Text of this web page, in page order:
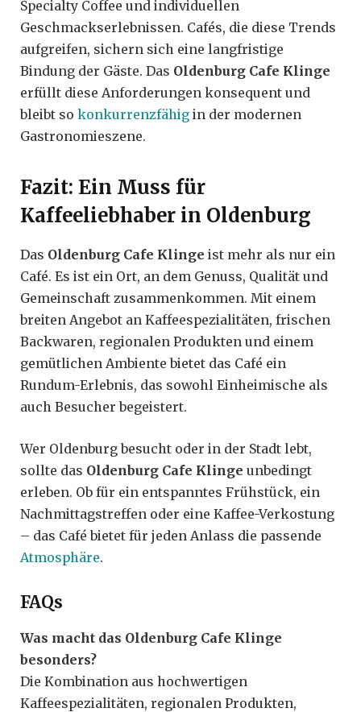
Specialty Coffee und individuellen
Geschmackserlebnissen. Cafés, die diese Trends
aufgreifen, sichern sich eine langfristige
Bindung der Gäste. Das Oldenburg Cafe Klinge
erfüllt diese Anforderungen konsequent und
bleibt so konkurrenzfähig in der modernen
Gastronomieszene.
Fazit: Ein Muss für
Kaffeeliebhaber in Oldenburg
Das Oldenburg Cafe Klinge ist mehr als nur ein
Café. Es ist ein Ort, an dem Genuss, Qualität und
Gemeinschaft zusammenkommen. Mit einem
breiten Angebot an Kaffeespezialitäten, frischen
Backwaren, regionalen Produkten und einem
gemütlichen Ambiente bietet das Café ein
Rundum-Erlebnis, das sowohl Einheimische als
auch Besucher begeistert.
Wer Oldenburg besucht oder in der Stadt lebt,
sollte das Oldenburg Cafe Klinge unbedingt
erleben. Ob für ein entspanntes Frühstück, ein
Nachmittagstreffen oder eine Kaffee-Verkostung
– das Café bietet für jeden Anlass die passende
Atmosphäre.
FAQs
Was macht das Oldenburg Cafe Klinge
besonders?
Die Kombination aus hochwertigen
Kaffeespezialitäten, regionalen Produkten,